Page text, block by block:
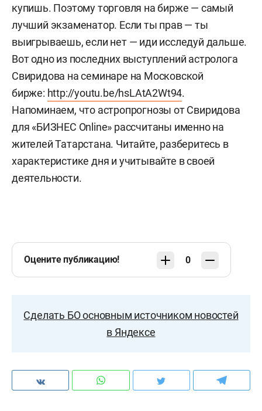
купишь. Поэтому торговля на бирже — самый
лучший экзаменатор. Если ты прав — ты
выигрываешь, если нет — иди исследуй дальше.
Вот одно из последних выступлений астролога
Свиридова на семинаре на Московской
бирже: http://youtu.be/hsLAtA2Wt94.
Напоминаем, что астропрогнозы от Свиридова
для «БИЗНЕС Online» рассчитаны именно на
жителей Татарстана. Читайте, разберитесь в
характеристике дня и учитывайте в своей
деятельности.
Оцените публикацию! 0
Сделать БО основным источником новостей
в Яндексе